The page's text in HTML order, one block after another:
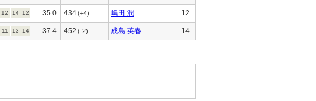
12 14 12 35.0 434(+4) 嶋田 潤 12
11 13 14 37.4 452 (-2) 成島 英春 14